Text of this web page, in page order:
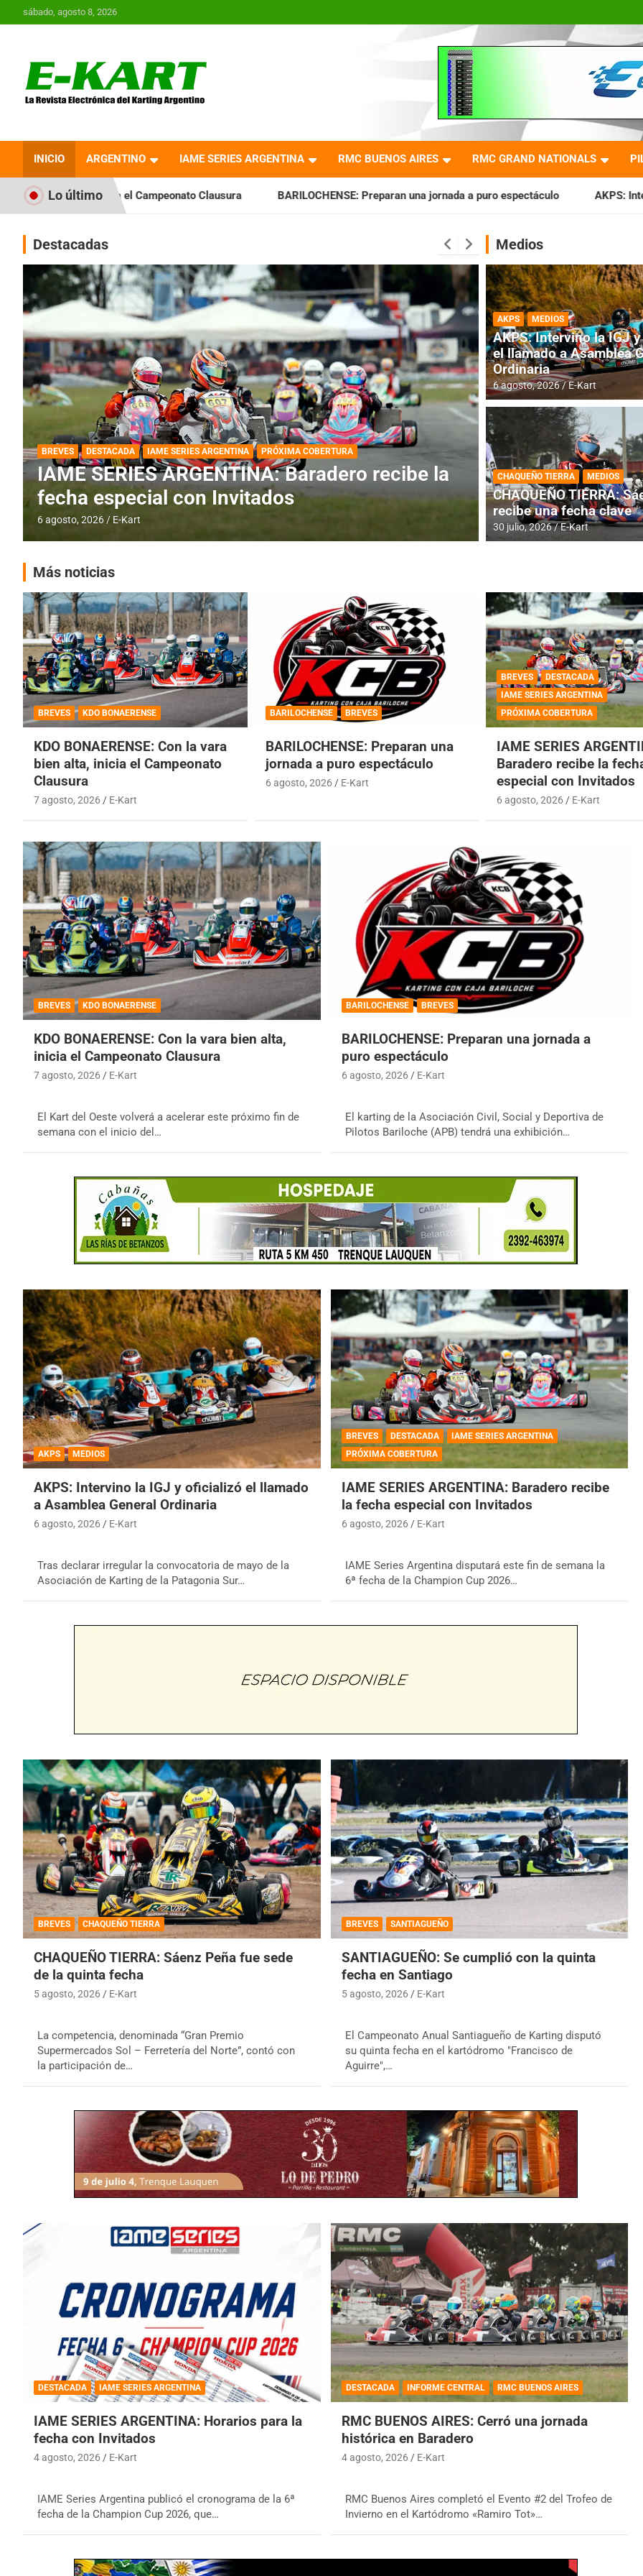
al
sábado, agosto 8, 2026
Revista Electrónica del
Karting en Argentina
INICIO ARGENTINO IAME SERIES ARGENTINA RMC BUENOS AIRES RMC GRAND NATIONALS
Lo último
el Campeonato Clausura BARILOCHENSE: Preparan una jornada a puro espectáculo AKPS: Intervino la IGJ y oficializó
Destacadas
DESTACADA IAME SERIES ARGENTINA
IAME SERIES ARGENTINA: Horarios para la
fecha con Invitados
4 agosto, 2026 E-Kart
DESTACADA INFORME CENTRAL
RMC BUENOS
histórica en
4 agosto, 2026 E-Kart
Medios
AKPS MEDIOS
AKPS: Intervino la IGJ
el llamado a Asamblea
Ordinaria
6 agosto, 2026 E-Kart
CHAQUEÑO TIERRA MEDIOS
CHAQUEÑO TIERRA:
recibe una fecha clave
30 julio, 2026 E-Kart
Más noticias
BREVES KDO BONAERENSE
KDO BONAERENSE: Con la vara
bien alta, inicia el Campeonato
Clausura
7 agosto, 2026 E-Kart
BARILOCHENSE BREVES
BARILOCHENSE: Preparan una
jornada a puro espectáculo
6 agosto, 2026 E-Kart
BREVES
DESTACADA
IAME SERIES ARGENTINA
PRÓXIMA COBERTURA
IAME SERIES
Baradero recibe la
especial con Invitados
6 agosto, 2026 E-Kart
BREVES KDO BONAERENSE
KDO BONAERENSE: Con la vara bien alta,
inicia el Campeonato Clausura
7 agosto, 2026 E-Kart
El Kart del Oeste volverá a acelerar este próximo fin de
semana con el inicio del…
BARILOCHENSE BREVES
BARILOCHENSE: Preparan una jornada a
puro espectáculo
6 agosto, 2026 E-Kart
El karting de la Asociación Civil, Social y Deportiva de
Pilotos Bariloche (APB) tendrá una exhibición…
AKPS MEDIOS
AKPS: Intervino la IGJ y oficializó el llamado
a Asamblea General Ordinaria
6 agosto, 2026 E-Kart
Tras declarar irregular la convocatoria de mayo de la
Asociación de Karting de la Patagonia Sur…
BREVES DESTACADA
IAME SERIES ARGENTINA
PRÓXIMA COBERTURA
IAME SERIES ARGENTINA: Baradero recibe
la fecha especial con Invitados
6 agosto, 2026 E-Kart
IAME Series Argentina disputará este fin de semana la
6ª fecha de la Champion Cup 2026…
BREVES CHAQUEÑO TIERRA
CHAQUEÑO TIERRA: Sáenz Peña fue sede
de la quinta fecha
5 agosto, 2026 E-Kart
La competencia, denominada “Gran Premio
Supermercados Sol – Ferretería del Norte”, contó con
la participación de…
BREVES SANTIAGUEÑO
SANTIAGUEÑO: Se cumplió con la quinta
fecha en Santiago
5 agosto, 2026 E-Kart
El Campeonato Anual Santiagueño de Karting disputó
su quinta fecha en el kartódromo "Francisco de
Aguirre",…
DESTACADA IAME SERIES ARGENTINA
IAME SERIES ARGENTINA: Horarios para la
fecha con Invitados
4 agosto, 2026 E-Kart
IAME Series Argentina publicó el cronograma de la 6ª
fecha de la Champion Cup 2026, que…
DESTACADA INFORME CENTRAL RMC BUENOS AIRES
RMC BUENOS AIRES: Cerró una jornada
histórica en Baradero
4 agosto, 2026 E-Kart
RMC Buenos Aires completó el Evento #2 del Trofeo de
Invierno en el Kartódromo «Ramiro Tot»…